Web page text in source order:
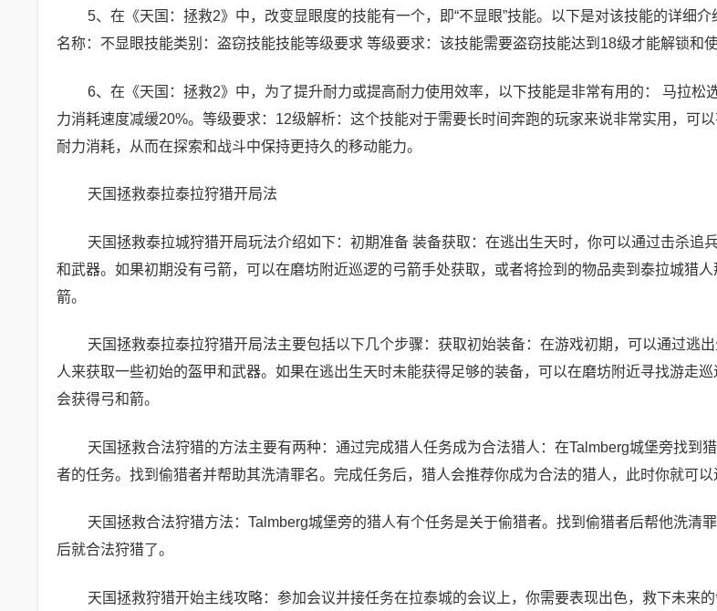
5、在《天国：拯救2》中，改变显眼度的技能有一个，即“不显眼”技能。以下是对该技能的详细
名称：不显眼技能类别：盗窃技能技能等级要求 等级要求：该技能需要盗窃技能达到18级才能解锁和使
6、在《天国：拯救2》中，为了提升耐力或提高耐力使用效率，以下技能是非常有用的： 马拉松
力消耗速度减缓20%。等级要求：12级解析：这个技能对于需要长时间奔跑的玩家来说非常实用，可
耐力消耗，从而在探索和战斗中保持更持久的移动能力。
天国拯救泰拉泰拉狩猎开局法
天国拯救泰拉城狩猎开局玩法介绍如下：初期准备 装备获取：在逃出生天时，你可以通过击杀追
和武器。如果初期没有弓箭，可以在磨坊附近巡逻的弓箭手处获取，或者将捡到的物品卖到泰拉城猎
箭。
天国拯救泰拉泰拉狩猎开局法主要包括以下几个步骤：获取初始装备：在游戏初期，可以通过逃
人来获取一些初始的盔甲和武器。如果在逃出生天时未能获得足够的装备，可以在磨坊附近寻找游走
会获得弓和箭。
天国拯救合法狩猎的方法主要有两种：通过完成猎人任务成为合法猎人：在Talmberg城堡旁找到
者的任务。找到偷猎者并帮助其洗清罪名。完成任务后，猎人会推荐你成为合法的猎人，此时你就可以
天国拯救合法狩猎方法：Talmberg城堡旁的猎人有个任务是关于偷猎者。找到偷猎者后帮他洗清
后就合法狩猎了。
天国拯救狩猎开始主线攻略：参加会议并接任务在拉泰城的会议上，你需要表现出色，救下未来